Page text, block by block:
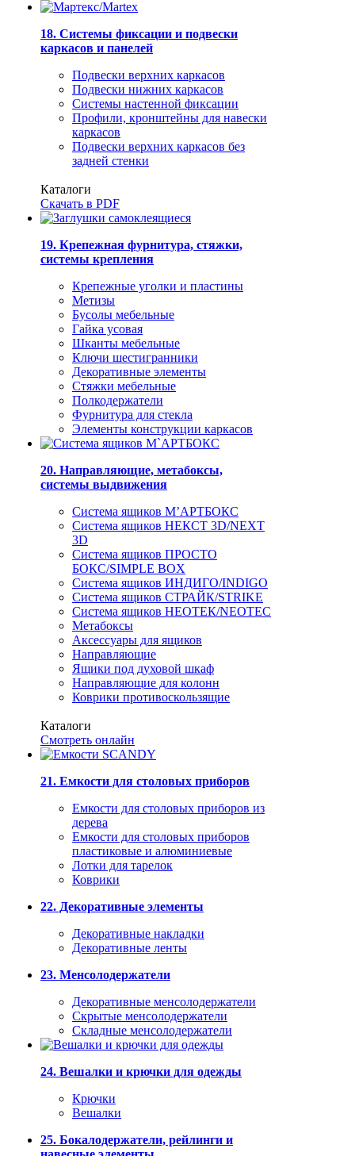
18. Системы фиксации и подвески
каркасов и панелей
Подвески верхних каркасов
Подвески нижних каркасов
Системы настенной фиксации
Профили, кронштейны для навески
каркасов
Подвески верхних каркасов без
задней стенки
Каталоги
Скачать в PDF
19. Крепежная фурнитура, стяжки,
системы крепления
Крепежные уголки и пластины
Метизы
Бусолы мебельные
Гайка усовая
Шканты мебельные
Ключи шестигранники
Декоративные элементы
Стяжки мебельные
Полкодержатели
Фурнитура для стекла
Элементы конструкции каркасов
20. Направляющие, метабоксы,
системы выдвижения
Система ящиков М’АРТБОКС
Система ящиков НЕКСТ 3D/NEXT
3D
Система ящиков ПРОСТО
БОКС/SIMPLE BOX
Система ящиков ИНДИГО/INDIGO
Система ящиков СТРАЙК/STRIKE
Система ящиков НЕОТЕК/NEOTEC
Метабоксы
Аксессуары для ящиков
Направляющие
Ящики под духовой шкаф
Направляющие для колонн
Коврики противоскользящие
Каталоги
Смотреть онлайн
21. Емкости для столовых приборов
Емкости для столовых приборов из
дерева
Емкости для столовых приборов
пластиковые и алюминиевые
Лотки для тарелок
Коврики
22. Декоративные элементы
Декоративные накладки
Декоративные ленты
23. Менсолодержатели
Декоративные менсолодержатели
Скрытые менсолодержатели
Складные менсолодержатели
24. Вешалки и крючки для одежды
Крючки
Вешалки
25. Бокалодержатели, рейлинги и